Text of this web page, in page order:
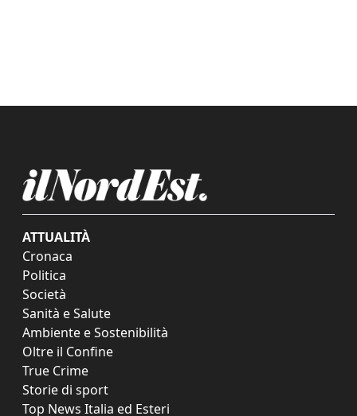
ATTUALITÀ
Cronaca
Politica
Società
Sanità e Salute
Ambiente e Sostenibilità
Oltre il Confine
True Crime
Storie di sport
Top News Italia ed Esteri